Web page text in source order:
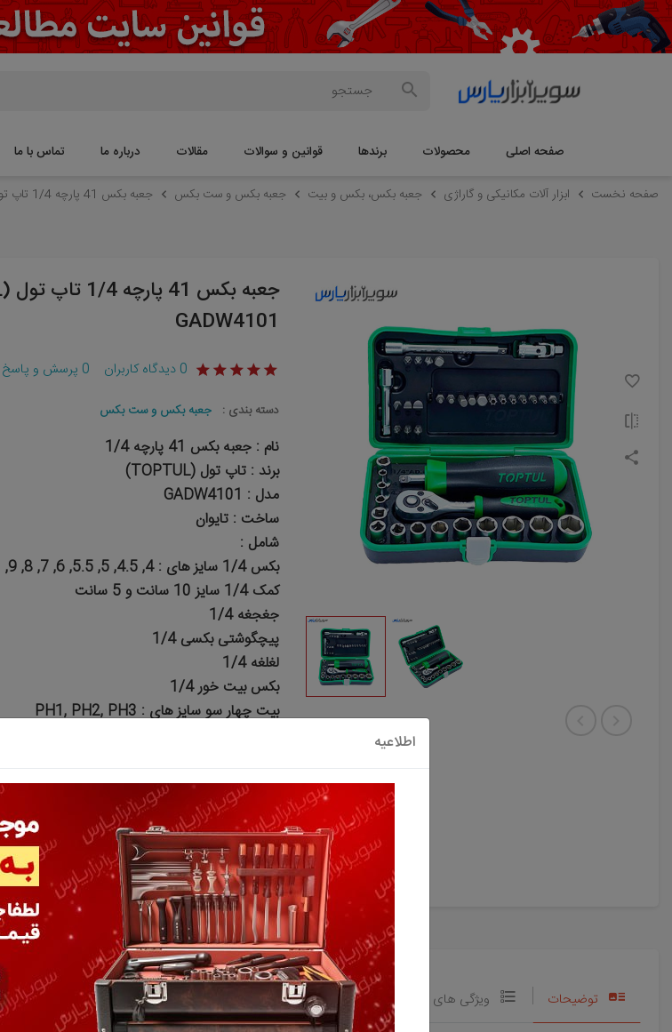
صفحه اصلی محصولات برندها قوانین و سوالات مقالات درباره ما تماس با ما
صفحه نخست ابزار آلات مکانیکی و گاراژی جعبه بکس، بکس و بیت جعبه بکس و ست بکس جعبه بکس 41 پارچه 1/4 تاپ تول (TOPTUL) مدل GADW4101
GADW4101
0 دیدگاه کاربران 0 پرسش و پاسخ
دسته بندی : جعبه بکس و ست بکس
نام : جعبه بکس 41 پارچه 1/4
برند : تاپ تول (TOPTUL)
مدل : GADW4101
ساخت : تایوان
شامل :
بکس 1/4 سایز های : 4, 4.5, 5, 5.5, 6, 7, 8, 9, 10, 11, 12, 13, 14 میلیمتر
کمک 1/4 سایز 10 سانت و 5 سانت
جغجغه 1/4
پیچگوشتی بکسی 1/4
لغلغه 1/4
بکس بیت خور 1/4
بیت چهار سو سایز های : PH1, PH2, PH3
بیت آلنی سایزهای : 3, 4, 5, 6, 8 میلیمتر
بیت ستاره ای سایزهای : T10, T15, T20, T25, T27, T30, T40
دارای جعبه پلاستیکی مقاوم
فروشگاه سوپر ابزار پارس نماینده رسمی فروش محصولات TOPTUL
توضیحات ویژگی های اصلی محصول نظرات سوال
اطلاعیه